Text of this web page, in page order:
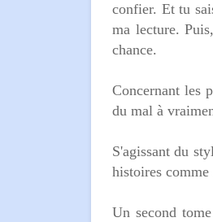
confier. Et tu
ma lecture.
chance.
Concernant les
du mal à
S'agissant du
histoires comme
Un second